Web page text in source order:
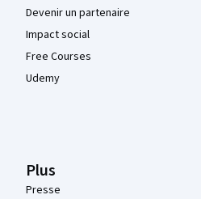
Devenir un partenaire
Impact social
Free Courses
Udemy
Plus
Presse